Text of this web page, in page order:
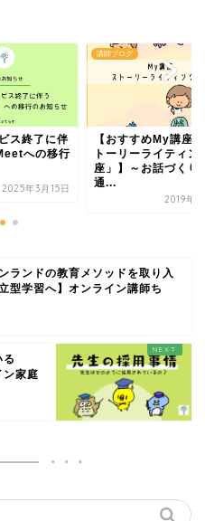
ス終了に伴
への移行
2025年3月15日
講師ブログ
【おすすめMy講座
トーリーライティン
座」】～お話づくり
通...
2019年5
ンランドの教育メソッドを取り入
型学習へ】オンライン講師ち
る
ン家庭